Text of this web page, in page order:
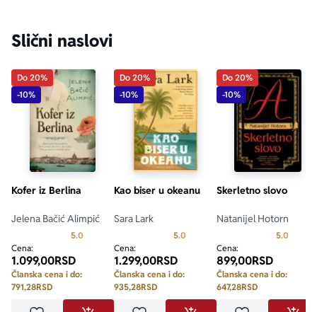
Slični naslovi
Do 20%
-10%
Kofer iz Berlina
Jelena Bačić Alimpić
5.0 Prosecna ocena je 5.0 od 5
Cena:
1.099,00RSD
Članska cena i do:
791,28RSD
Do 20%
-10%
Kao biser u okeanu
Sara Lark
5.0 Prosecna ocena je 5.0 od 5
Cena:
1.299,00RSD
Članska cena i do:
935,28RSD
Do 20%
-10%
Skerletno slovo
Natanijel Hotorn
5.0
Cena:
899,00RSD
Članska cena i do:
647,28RSD